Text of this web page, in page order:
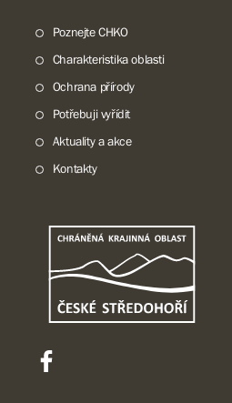
Poznejte CHKO
Charakteristika oblasti
Ochrana přírody
Potřebuji vyřídit
Aktuality a akce
Kontakty